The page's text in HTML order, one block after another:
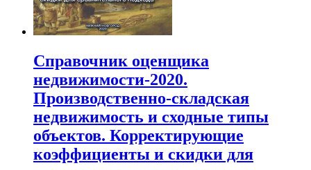
Справочник оценщика
недвижимости-2020.
Производственно-складская
недвижимость и сходные типы
объектов. Корректирующие
коэффициенты и скидки для